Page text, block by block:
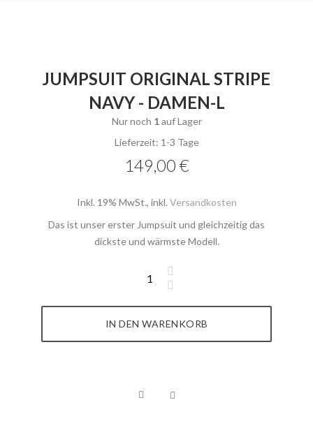
JUMPSUIT ORIGINAL STRIPE
NAVY - DAMEN-L
Nur noch 1auf Lager
Lieferzeit: 1-3 Tage
149,00 €
Inkl. 19% MwSt., inkl. Versandkosten
Das ist unser erster Jumpsuit und gleichzeitig das
dickste und wärmste Modell.
IN DEN WARENKORB